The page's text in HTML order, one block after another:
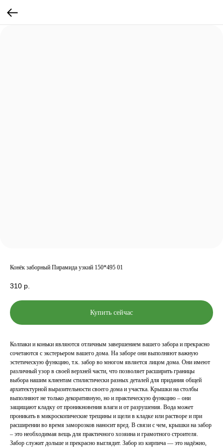
Конёк заборный Пирамида узкий 150*495 01
310 р.
Купить сейчас
Колпаки и коньки являются отличным завершением вашего забора и прекрасно
сочетаются с экстерьером вашего дома. На заборе они выполняют важную
эстетическую функцию, т.к. забор во многом является лицом дома. Они имеют
различный узор в своей верхней части, что позволяет расширить границы
выбора нашим клиентам стилистически разных деталей для придания общей
архитектурной выразительности своего дома и участка. Крышки на столбы
выполняют не только декоративную, но и практическую функцию – они
защищают кладку от проникновения влаги и от разрушения. Вода может
проникать в микроскопические трещины и щели в кладке или растворе и при
расширении во время заморозков наносит вред. В связи с чем, крышки на забор
– это необходимая вещь для практичного хозяина и грамотного строителя.
Забор служит дольше и прекрасно выглядит. Забор из кирпича — это надёжно,